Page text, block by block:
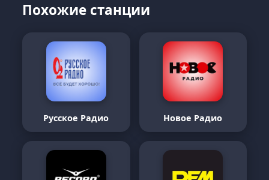
Похожие станции
Русское Радио Новое Радио